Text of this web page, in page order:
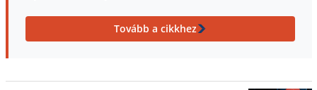
Tovább a cikkhez